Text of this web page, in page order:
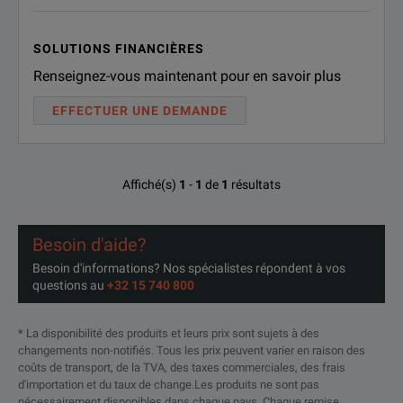
SOLUTIONS FINANCIÈRES
Renseignez-vous maintenant pour en savoir plus
EFFECTUER UNE DEMANDE
Affiché(s) 1 - 1 de 1 résultats
Besoin d'aide?
Besoin d'informations? Nos spécialistes répondent à vos
questions au +32 15 740 800
* La disponibilité des produits et leurs prix sont sujets à des
changements non-notifiés. Tous les prix peuvent varier en raison des
coûts de transport, de la TVA, des taxes commerciales, des frais
d'importation et du taux de change.Les produits ne sont pas
Input Impedance 50 ohms, VSWR 2.5:1
Remote Interfaces
RS-232 (fiber optic) -
USB 2.0 - Type B
Ethernet - RJ-45
Model Overview
Model
Precision N female, rear
40S4G18M4 Same as 40S4G18 but